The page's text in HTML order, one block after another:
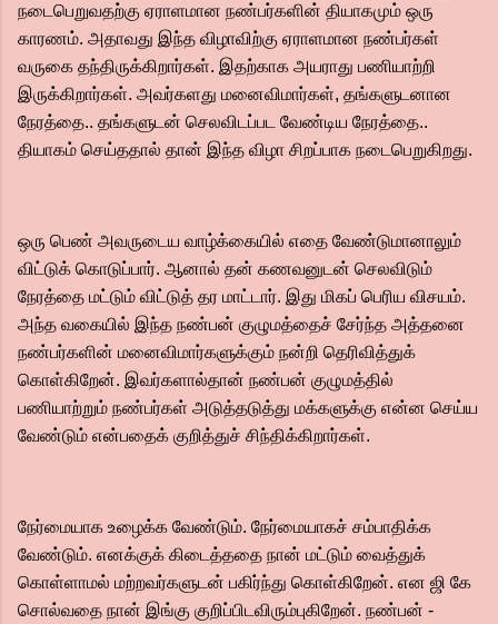
நடைபெறுவதற்கு ஏராளமான நண்பர்களின் தியாகமும் ஒரு
காரணம். அதாவது இந்த விழாவிற்கு ஏராளமான நண்பர்கள்
வருகை தந்திருக்கிறார்கள். இதற்காக அயராது பணியாற்றி
இருக்கிறார்கள். அவர்களது மனைவிமார்கள், தங்களுடனான
நேரத்தை.. தங்களுடன் செலவிடப்பட வேண்டிய நேரத்தை..
தியாகம் செய்ததால் தான் இந்த விழா சிறப்பாக நடைபெறுகிறது.
ஒரு பெண் அவருடைய வாழ்க்கையில் எதை வேண்டுமானாலும்
விட்டுக் கொடுப்பார். ஆனால் தன் கணவனுடன் செலவிடும்
நேரத்தை மட்டும் விட்டுத் தர மாட்டார். இது மிகப் பெரிய விசயம்.
அந்த வகையில் இந்த நண்பன் குழுமத்தைச் சேர்ந்த அத்தனை
நண்பர்களின் மனைவிமார்களுக்கும் நன்றி தெரிவித்துக்
கொள்கிறேன்.‌ இவர்களால்தான் நண்பன் குழுமத்தில்
பணியாற்றும் நண்பர்கள் அடுத்தடுத்து மக்களுக்கு என்ன செய்ய
வேண்டும் என்பதைக் குறித்துச் சிந்திக்கிறார்கள்.
நேர்மையாக உழைக்க வேண்டும். நேர்மையாகச் சம்பாதிக்க
வேண்டும். எனக்குக் கிடைத்ததை நான் மட்டும் வைத்துக்
கொள்ளாமல் மற்றவர்களுடன் பகிர்ந்து கொள்கிறேன். என ஜி கே
சொல்வதை நான் இங்கு குறிப்பிடவிரும்புகிறேன். நண்பன் -